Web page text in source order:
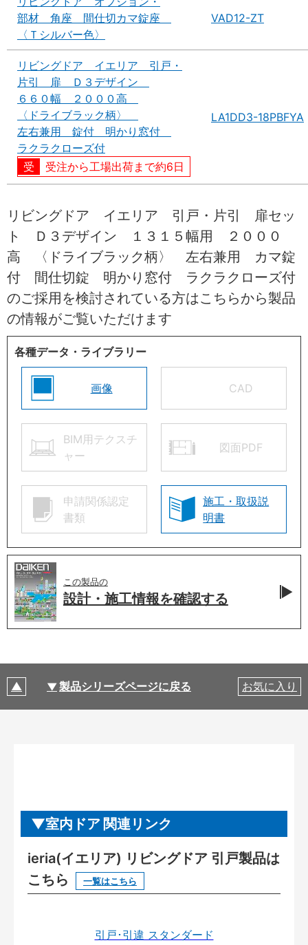
部材 角座 間仕切カマ錠座
〈Ｔシルバー色〉
VAD12-ZT
リビングドア イエリア 引戸・
片引 扉 Ｄ３デザイン
６６０幅 ２０００高
〈ドライブラック柄〉
左右兼用 錠付 明かり窓付
ラクラクローズ付
受注から工場出荷まで約6日
LA1DD3-18PBFYA
リビングドア イエリア 引戸・片引 扉セッ
ト Ｄ３デザイン １３１５幅用 ２０００
高 〈ドライブラック柄〉 左右兼用 カマ錠
付 間仕切錠 明かり窓付 ラクラクローズ付
のご採用を検討されている方はこちらから製品
の情報がご覧いただけます
各種データ・ライブラリー
画像 CAD
BIM用テクスチ
ャー
図面PDF
申請関係認定
書類
施工・取扱説
明書
この製品の
設計・施工情報を確認する
製品シリーズページに戻る お気に入り
室内ドア 関連リンク
ieria(イエリア) リビングドア 引戸製品は
こちら
一覧はこちら
引戸･引違 スタンダード